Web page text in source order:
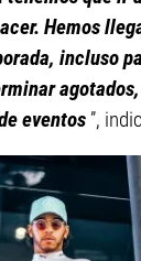
Hemos
incluso
eventos”,